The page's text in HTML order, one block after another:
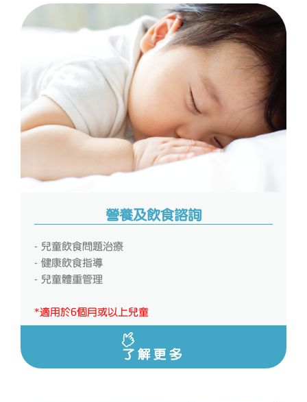
營養及飲食諮詢
- 兒童飲食問題治療
- 健康飲食指導
- 兒童體重管理
*適用於6個月或以上兒童
了解更多